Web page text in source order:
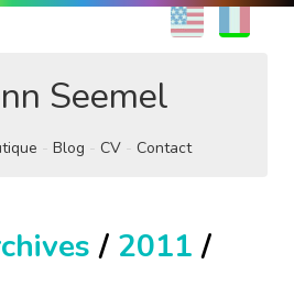
EN
Seemel
Blog CV Contact
/ 2011 /